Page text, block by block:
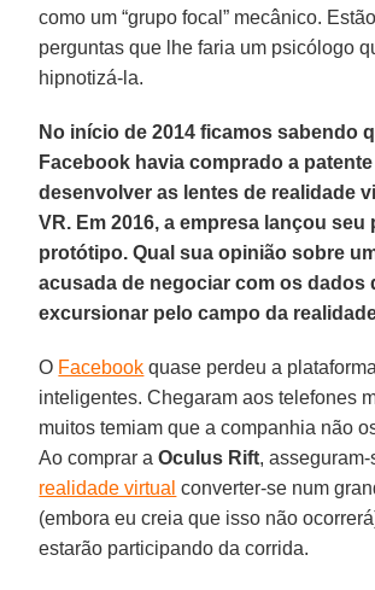
como um “grupo focal” mecânico.
perguntas que lhe faria um psicólogo
hipnotizá-la.
No início de 2014 ficamos sabendo
Facebook havia comprado a
desenvolver as lentes de realidade
VR. Em 2016, a empresa lançou seu
protótipo. Qual sua opinião sobre
acusada de negociar com os dados
excursionar pelo campo da
O Facebook quase perdeu a
inteligentes. Chegaram aos telefones
muitos temiam que a companhia não
Ao comprar aOculus Rift,
realidade virtual converter-se num
(embora eu creia que isso não
estarão participando da corrida.